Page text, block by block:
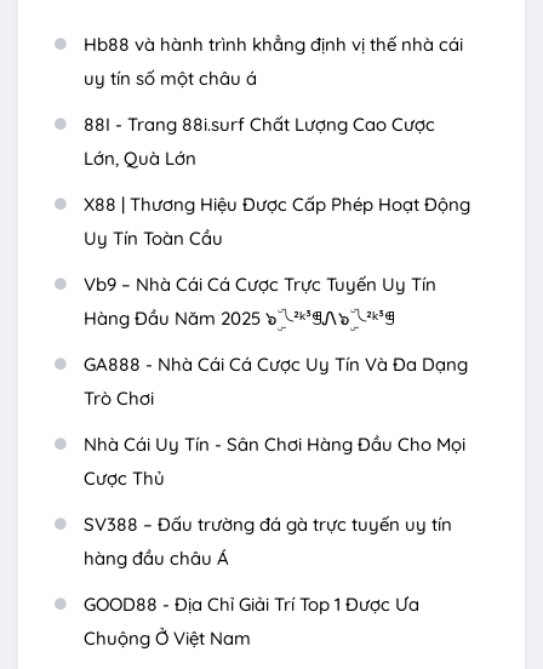
Hb88 và hành trình khẳng định vị thế nhà cái
uy tín số một châu á
88I - Trang 88i.surf Chất Lượng Cao Cược
Lớn, Quà Lớn
X88 | Thương Hiệu Được Cấp Phép Hoạt Động
Uy Tín Toàn Cầu
Vb9 – Nhà Cái Cá Cược Trực Tuyến Uy Tín
Hàng Đầu Năm 2025 ๖ۣۜ╰²ᵏ³ꁅᏁ๖ۣۜ╰²ᵏ³ꁅ
GA888 - Nhà Cái Cá Cược Uy Tín Và Đa Dạng
Trò Chơi
Nhà Cái Uy Tín - Sân Chơi Hàng Đầu Cho Mọi
Cược Thủ
SV388 – Đấu trường đá gà trực tuyến uy tín
hàng đầu châu Á
GOOD88 - Địa Chỉ Giải Trí Top 1 Được Ưa
Chuộng Ở Việt Nam